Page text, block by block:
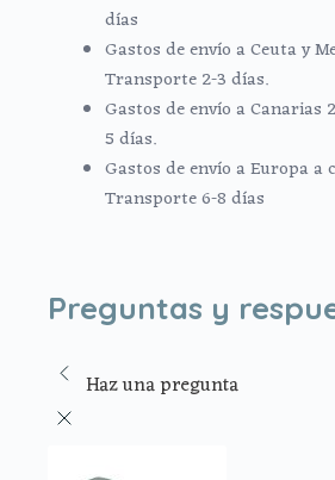
días
Gastos de envío a Ceuta y
Transporte 2-3 días.
Gastos de envío a Canarias
5 días.
Gastos de envío a Europa a
Transporte 6-8 días
Preguntas y
Haz una pregunta